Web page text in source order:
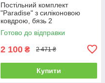
Постільний комплект
"Paradise" з силіконовою
ковдрою, бязь 2
Готово до відправки
2 100 ₴ 2 471 ₴
Купити